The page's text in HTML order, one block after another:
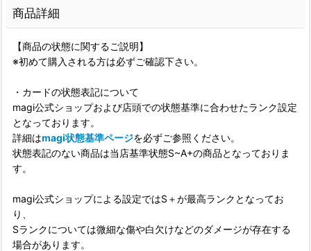
商品詳細
【商品の状態に関するご説明】
※初めて購入される方は必ずご確認下さい。
・カードの状態表記について
magi公式ショップおよび店頭での状態基準に合わせたランク設定
となっております。
詳細はmagi状態基準ページを必ずご参照ください。
状態表記のない商品は当店基準状態S~A+の商品となっておりま
す。
magi公式ショップによる設定ではS＋が最高ランクとなってお
り、
Sランクについては微細な傷や白欠けなどのダメージが存在する
場合があります。